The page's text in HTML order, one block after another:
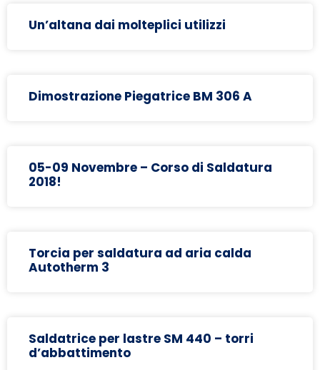
Un’altana dai molteplici utilizzi
Dimostrazione Piegatrice BM 306 A
05-09 Novembre – Corso di Saldatura
2018!
Torcia per saldatura ad aria calda
Autotherm 3
Saldatrice per lastre SM 440 – torri
d’abbattimento